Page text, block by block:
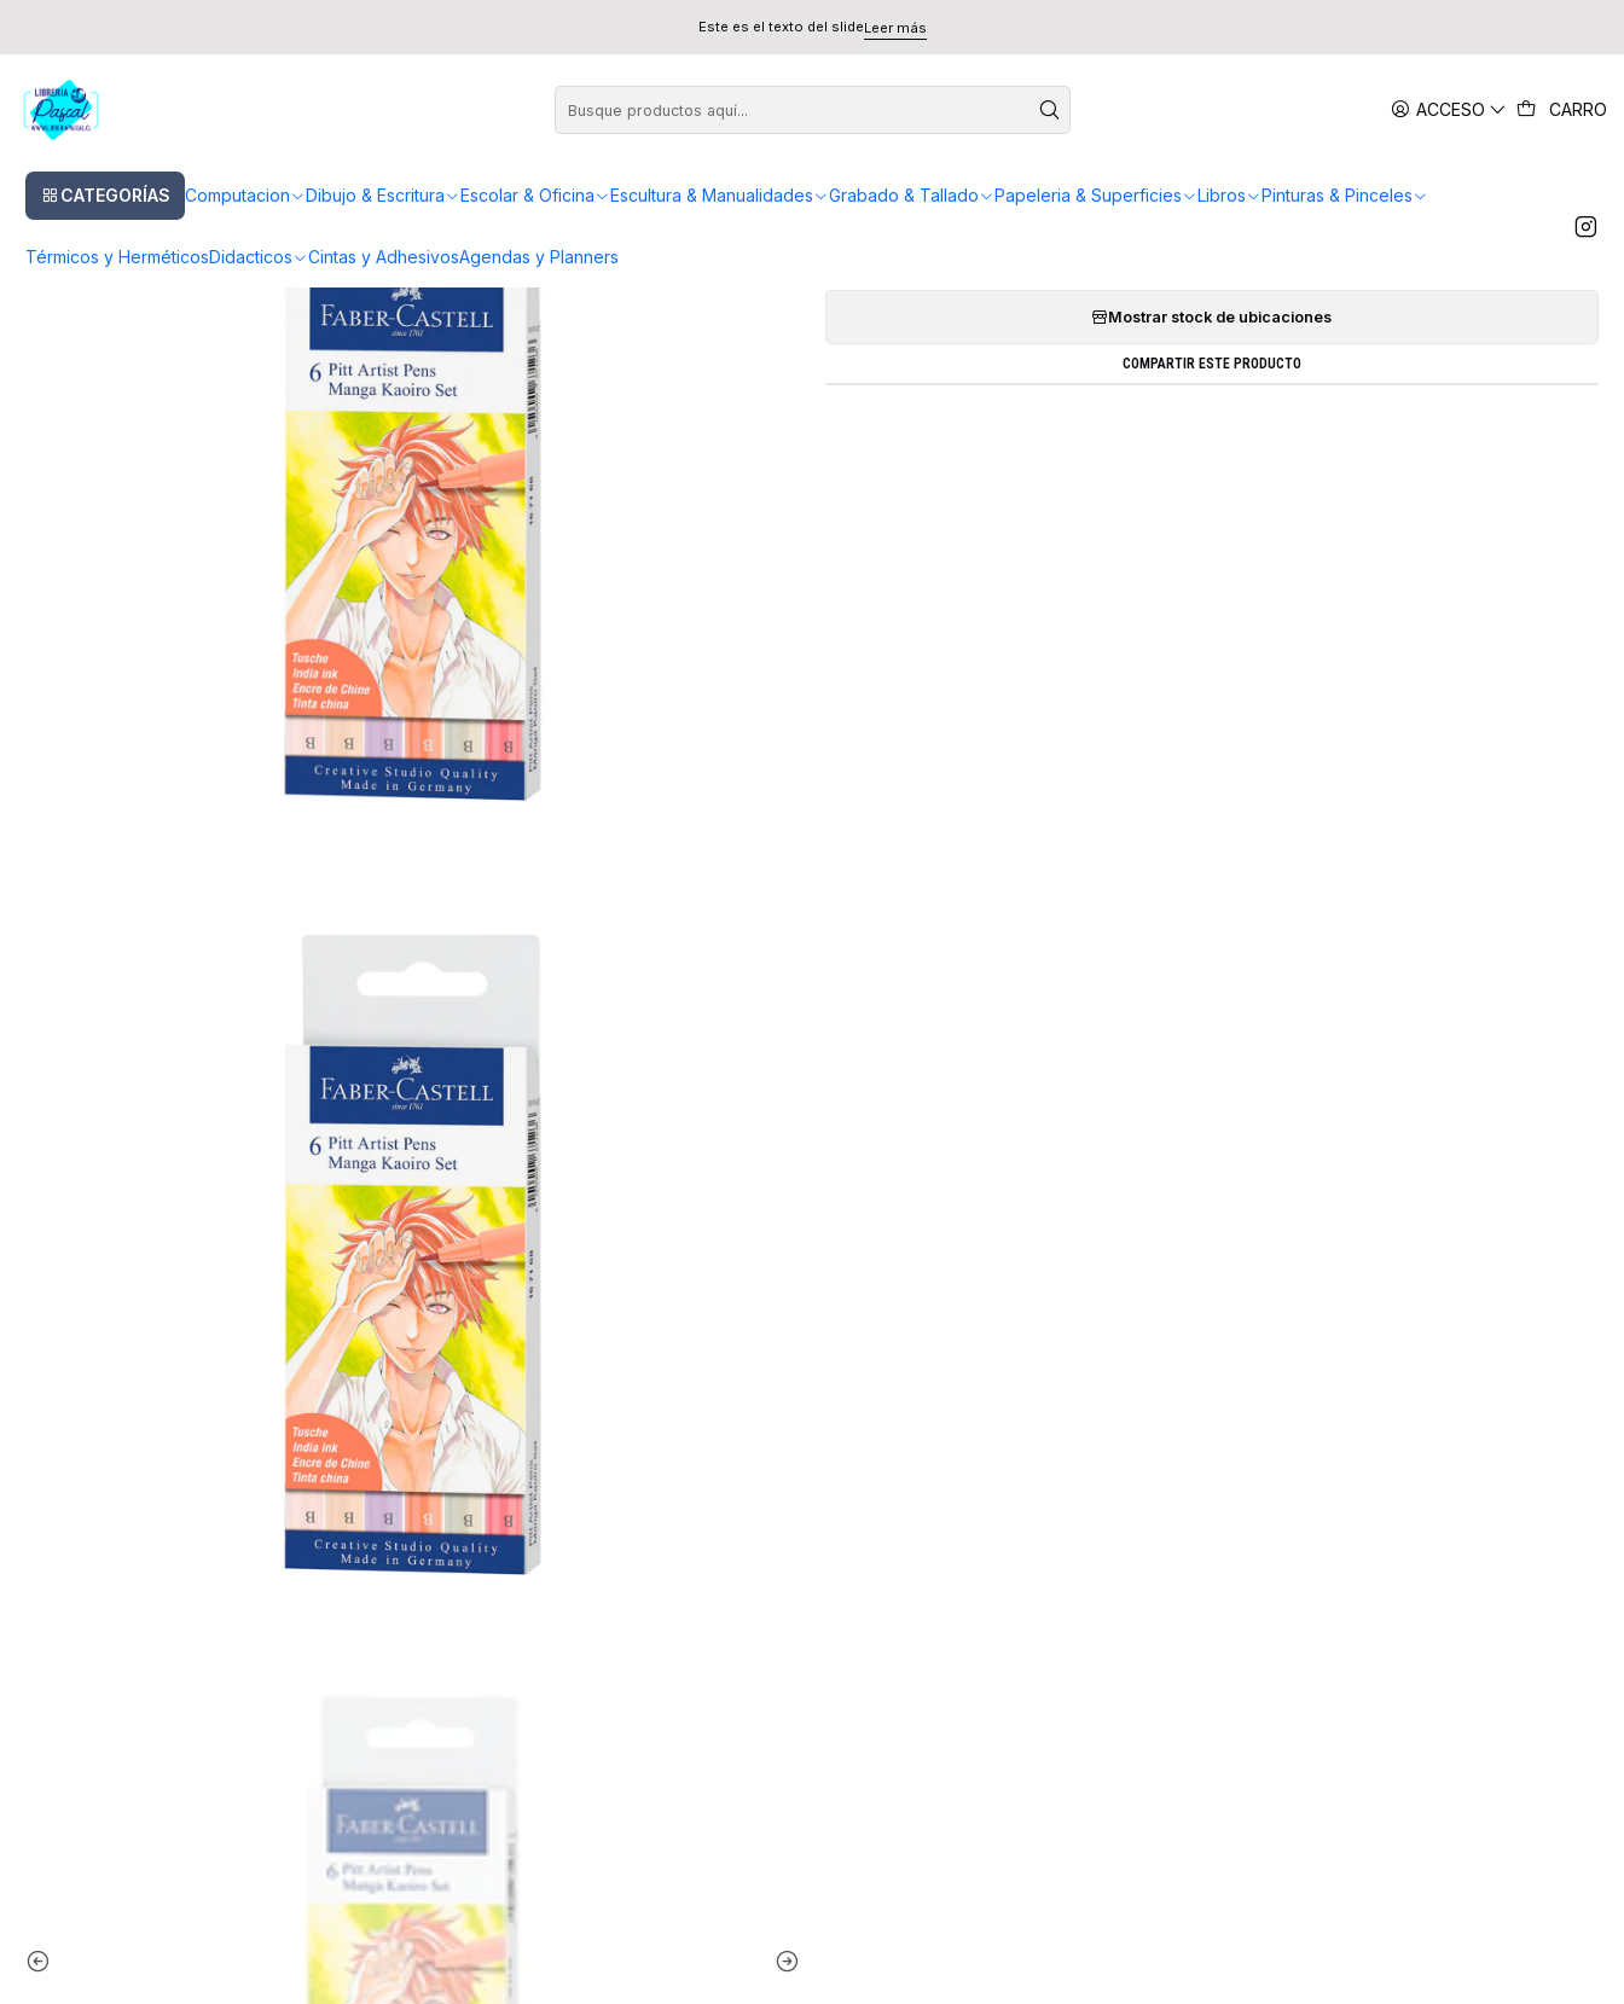
ACCESO CARRO
CATEGORÍAS Computacion Dibujo & Escritura Escolar & Oficina Escultura & Manualidades Grabado & Tallado Papeleria & Superficies Libros Pinturas & Pinceles
Térmicos y HerméticosDidacticos Cintas y AdhesivosAgendas y Planners
Este es el texto del slideLeer más
Set 6 Marcadores Manga Kaoiro
Cantidad
AGREGAR AL CARRO COMPRAR AHORA
Mostrar stock de ubicaciones
COMPARTIR ESTE PRODUCTO